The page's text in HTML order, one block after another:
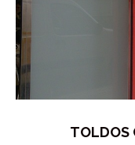
TOLDOS